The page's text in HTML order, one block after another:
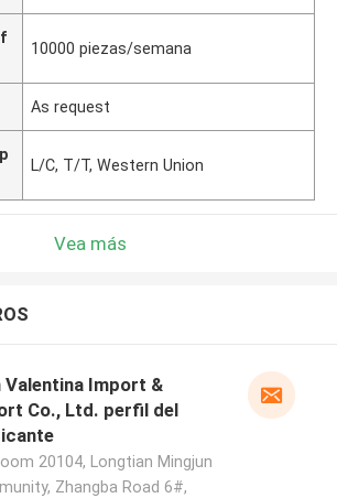
10000 piezas/semana
As request
L/C, T/T, Western Union
Vea más
Valentina Import &
Co., Ltd. perfil del
20104, Longtian Mingjun
Zhangba Road 6#,